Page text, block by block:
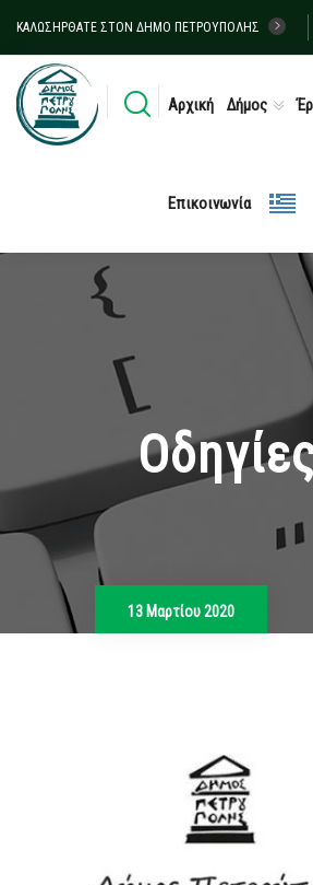
ΚΑΛΩΣΉΡΘΑΤΕ ΣΤΟΝ ΔΉΜΟ ΠΕΤΡΟΎΠΟΛΗΣ
Αρχική Δήμος
Επικοινωνία
13 Μαρτίου 2020